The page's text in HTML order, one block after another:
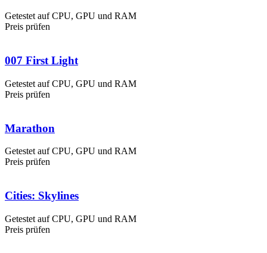
Getestet auf CPU, GPU und RAM
Preis prüfen
007 First Light
Getestet auf CPU, GPU und RAM
Preis prüfen
Marathon
Getestet auf CPU, GPU und RAM
Preis prüfen
Cities: Skylines
Getestet auf CPU, GPU und RAM
Preis prüfen